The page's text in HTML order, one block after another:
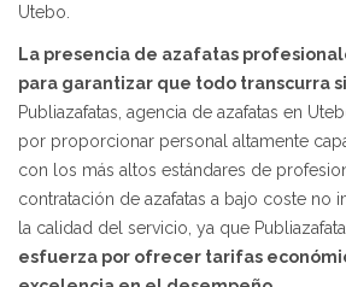
Utebo.
La presencia de azafatas
para garantizar que todo transcurra
Publiazafatas, agencia de azafatas en
por proporcionar personal altamente
con los más altos estándares de
contratación de azafatas a bajo coste no
la calidad del servicio, ya que
esfuerza por ofrecer tarifas